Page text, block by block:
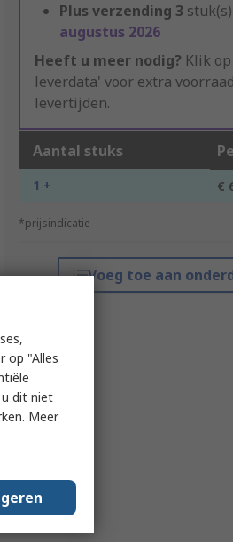
Plus verzending 3
augustus 2026
Heeft u meer nodig? Klik
leverdata' voor extra
levertijden.
Aantal stuks
1 + €
*prijsindicatie
Voeg toe aan
op "Alles
u dit niet
Meer